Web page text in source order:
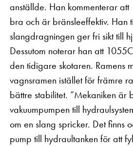
anställde. Han kommenterar
bra och är bränsleeffektiv. Han
slangdragningen ger fri sikt till
Dessutom noterar han att
den tidigare skotaren. Ramens
vagnsramen istället för främre
bättre stabilitet. ”Mekaniken är
vakuumpumpen till
om en slang spricker. Det finns
pump till hydraultanken för att